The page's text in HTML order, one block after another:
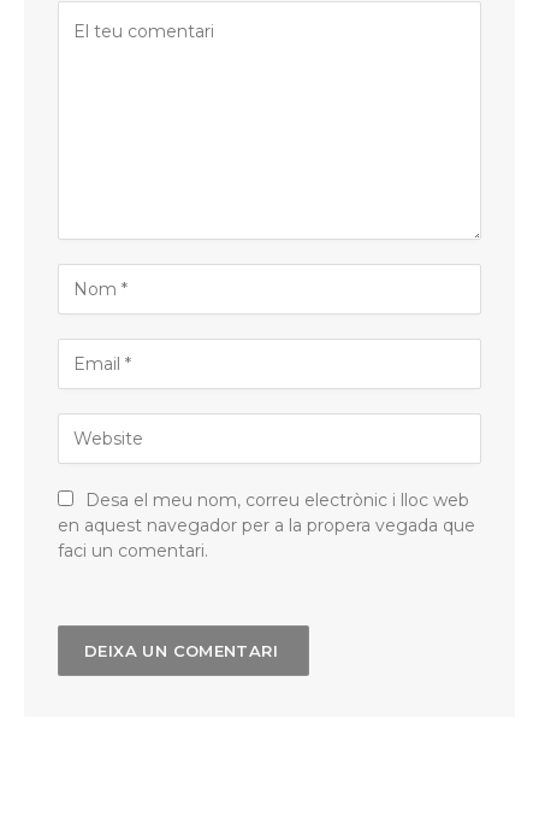
Desa el meu nom, correu electrònic i lloc web
en aquest navegador per a la propera vegada que
faci un comentari.